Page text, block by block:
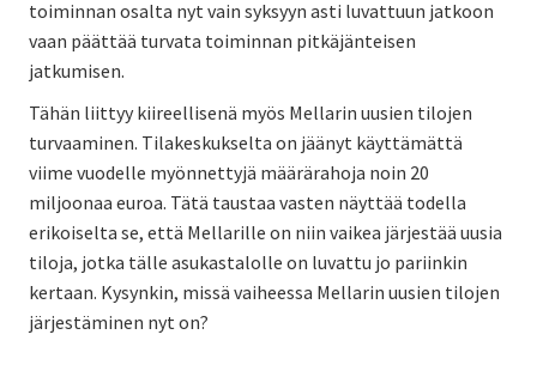
toiminnan osalta nyt vain syksyyn asti luvattuun jatkoon
vaan päättää turvata toiminnan pitkäjänteisen
jatkumisen.
Tähän liittyy kiireellisenä myös Mellarin uusien tilojen
turvaaminen. Tilakeskukselta on jäänyt käyttämättä
viime vuodelle myönnettyjä määrärahoja noin 20
miljoonaa euroa. Tätä taustaa vasten näyttää todella
erikoiselta se, että Mellarille on niin vaikea järjestää uusia
tiloja, jotka tälle asukastalolle on luvattu jo pariinkin
kertaan. Kysynkin, missä vaiheessa Mellarin uusien tilojen
järjestäminen nyt on?